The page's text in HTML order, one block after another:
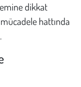
dikkat
hattında